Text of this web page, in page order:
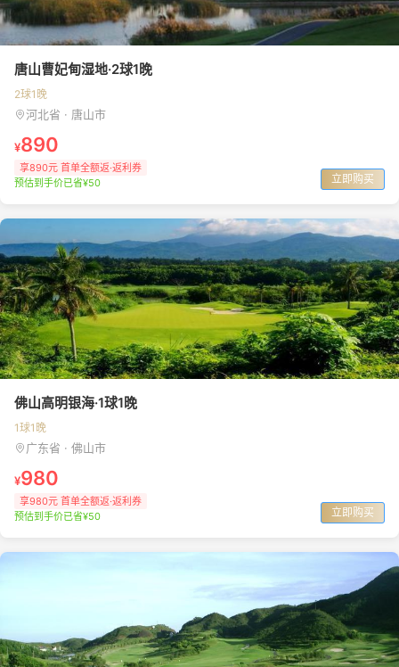
唐山曹妃甸湿地·2球1晚
2球1晚
河北省 · 唐山市
¥890
享890元 首单全额返·返利券
预估到手价已省¥50
立即购买
佛山高明银海·1球1晚
1球1晚
广东省 · 佛山市
¥980
享980元 首单全额返·返利券
预估到手价已省¥50
立即购买